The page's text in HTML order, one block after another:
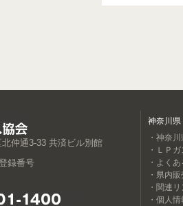
仲通3-33 共済ビル別館
録番号
神奈川県
・神奈
・ＬＰ
・よく
・県内
・関連
・個人